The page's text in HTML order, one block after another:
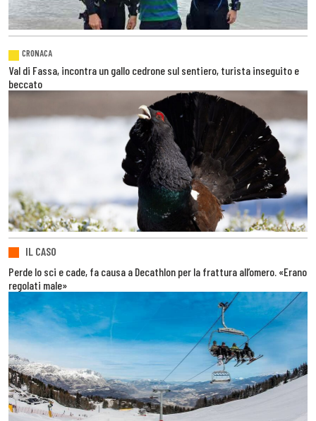
CRONACA
Val di Fassa, incontra un gallo cedrone sul sentiero, turista inseguito e
beccato
IL CASO
Perde lo sci e cade, fa causa a Decathlon per la frattura all’omero. «Erano
regolati male»